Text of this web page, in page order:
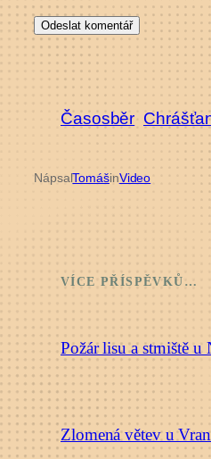
Časosběr
NápsalTomášinVideo
VÍCE PŘÍSPĚVKŮ…
Požár lisu a strniště u
Zlomená větev u